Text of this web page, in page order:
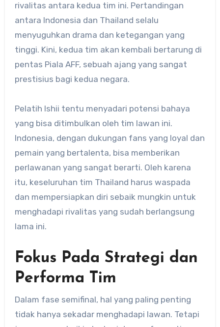
rivalitas antara kedua tim ini. Pertandingan
antara Indonesia dan Thailand selalu
menyuguhkan drama dan ketegangan yang
tinggi. Kini, kedua tim akan kembali bertarung di
pentas Piala AFF, sebuah ajang yang sangat
prestisius bagi kedua negara.
Pelatih Ishii tentu menyadari potensi bahaya
yang bisa ditimbulkan oleh tim lawan ini.
Indonesia, dengan dukungan fans yang loyal dan
pemain yang bertalenta, bisa memberikan
perlawanan yang sangat berarti. Oleh karena
itu, keseluruhan tim Thailand harus waspada
dan mempersiapkan diri sebaik mungkin untuk
menghadapi rivalitas yang sudah berlangsung
lama ini.
Fokus Pada Strategi dan
Performa Tim
Dalam fase semifinal, hal yang paling penting
tidak hanya sekadar menghadapi lawan. Tetapi